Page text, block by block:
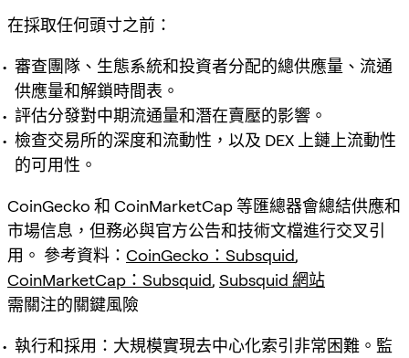
在採取任何頭寸之前：
審查團隊、生態系統和投資者分配的總供應量、流通
供應量和解鎖時間表。
評估分發對中期流通量和潛在賣壓的影響。
檢查交易所的深度和流動性，以及 DEX 上鏈上流動性
的可用性。
CoinGecko 和 CoinMarketCap 等匯總器會總結供應和
市場信息，但務必與官方公告和技術文檔進行交叉引
用。 參考資料： CoinGecko：Subsquid,
CoinMarketCap：Subsquid, Subsquid 網站
需關注的關鍵風險
執行和採用：大規模實現去中心化索引非常困難。監